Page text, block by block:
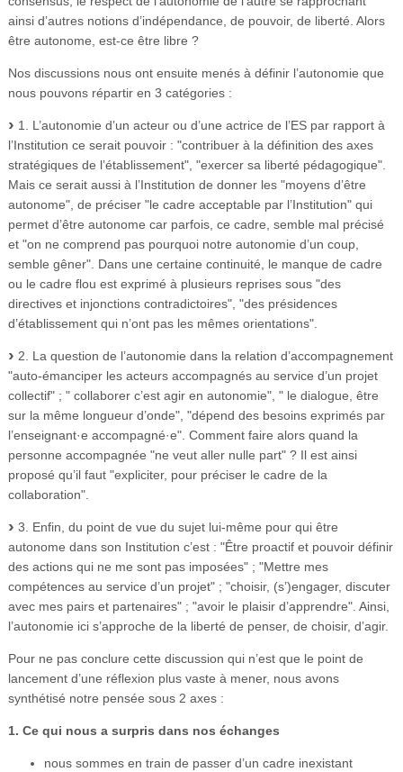
ainsi d’autres notions d’indépendance, de pouvoir, de liberté. Alors
être autonome, est-ce être libre ?
Nos discussions nous ont ensuite menés à définir l’autonomie que
nous pouvons répartir en 3 catégories :
1. L’autonomie d’un acteur ou d’une actrice de l’ES par rapport à
l’Institution ce serait pouvoir : "contribuer à la définition des axes
stratégiques de l’établissement", "exercer sa liberté pédagogique".
Mais ce serait aussi à l’Institution de donner les "moyens d’être
autonome", de préciser "le cadre acceptable par l’Institution" qui
permet d’être autonome car parfois, ce cadre, semble mal précisé
et "on ne comprend pas pourquoi notre autonomie d’un coup,
semble gêner". Dans une certaine continuité, le manque de cadre
ou le cadre flou est exprimé à plusieurs reprises sous "des
directives et injonctions contradictoires", "des présidences
d’établissement qui n’ont pas les mêmes orientations".
2. La question de l’autonomie dans la relation d’accompagnement
"auto-émanciper les acteurs accompagnés au service d’un projet
collectif" ; " collaborer c’est agir en autonomie", " le dialogue, être
sur la même longueur d’onde", "dépend des besoins exprimés par
l’enseignant·e accompagné·e". Comment faire alors quand la
personne accompagnée "ne veut aller nulle part" ? Il est ainsi
proposé qu’il faut "expliciter, pour préciser le cadre de la
collaboration".
3. Enfin, du point de vue du sujet lui-même pour qui être
autonome dans son Institution c’est : "Être proactif et pouvoir définir
des actions qui ne me sont pas imposées" ; "Mettre mes
compétences au service d’un projet" ; "choisir, (s’)engager, discuter
avec mes pairs et partenaires" ; "avoir le plaisir d’apprendre". Ainsi,
l’autonomie ici s’approche de la liberté de penser, de choisir, d’agir.
Pour ne pas conclure cette discussion qui n’est que le point de
lancement d’une réflexion plus vaste à mener, nous avons
synthétisé notre pensée sous 2 axes :
1. Ce qui nous a surpris dans nos échanges
nous sommes en train de passer d’un cadre inexistant